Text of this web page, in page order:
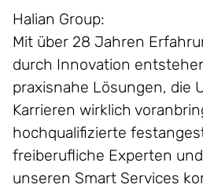
Halian Group:
Mit über 28 Jahren
durch Innovation
praxisnahe Lösungen, die
Karrieren wirklich
hochqualifizierte
freiberufliche Experten
unseren Smart Services